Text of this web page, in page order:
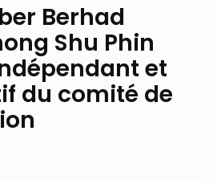
Berhad
Shu Phin
et
du comité de